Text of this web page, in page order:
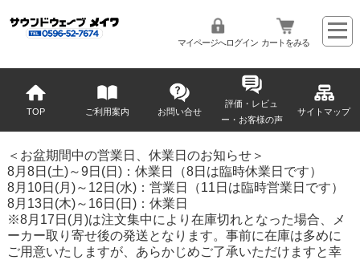
マイページへログイン カートをみる
TOP ご利用案内 お問い合せ
評価・レビュ
ー・お客様の声
サイトマップ
＜お盆期間中の営業日、休業日のお知らせ＞
8月8日(土)～9日(日)：休業日（8日は臨時休業日です）
8月10日(月)～12日(水)：営業日（11日は臨時営業日です）
8月13日(木)～16日(日)：休業日
※8月17日(月)は注文集中により在庫切れとなった場合、メ
ーカー取り寄せ後の発送となります。事前に在庫は多めに
ご用意いたしますが、あらかじめご了承いただけますと幸